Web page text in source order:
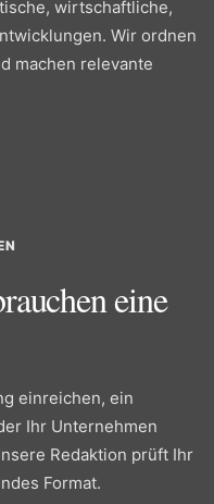
wirtschaftliche,
Wir ordnen
machen relevante
eine
einreichen, ein
Ihr Unternehmen
Redaktion prüft Ihr
Format.